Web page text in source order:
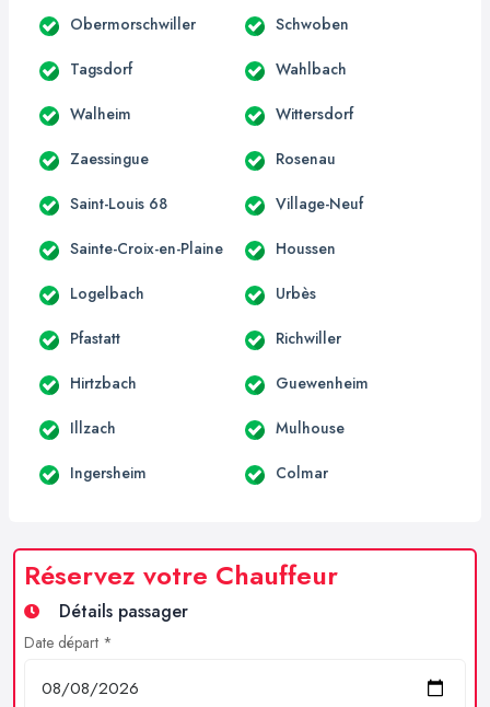
Obermorschwiller Schwoben
Tagsdorf Wahlbach
Walheim Wittersdorf
Zaessingue Rosenau
Saint-Louis 68 Village-Neuf
Sainte-Croix-en-Plaine Houssen
Logelbach Urbès
Pfastatt Richwiller
Hirtzbach Guewenheim
Illzach Mulhouse
Ingersheim Colmar
Réservez votre Chauffeur
Détails passager
Date départ *